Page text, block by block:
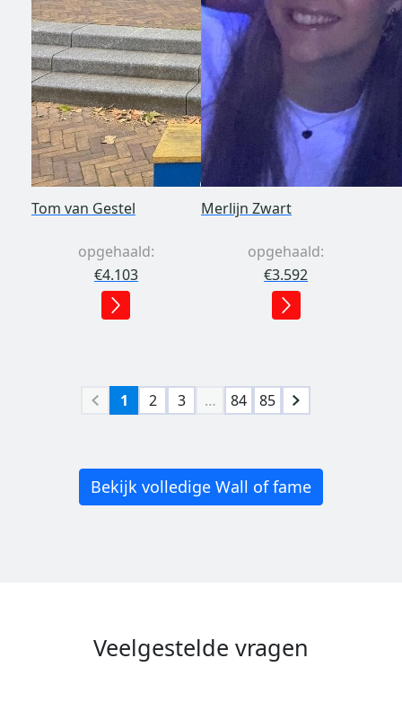
Tom van Gestel
opgehaald:
€4.103
Merlijn Zwart
opgehaald:
€3.592
1 2 3 … 84 85
Bekijk volledige Wall of fame
Veelgestelde vragen